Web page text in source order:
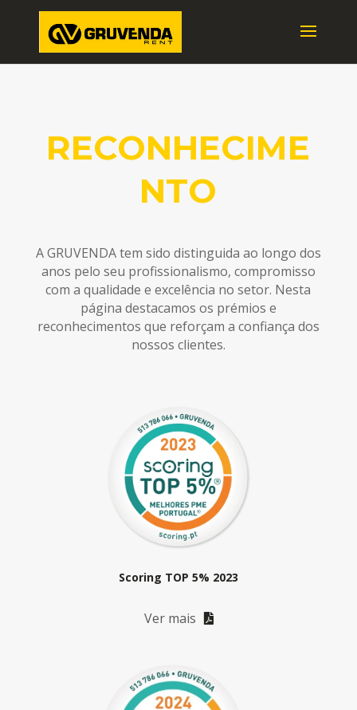
RECONHECIME
NTO
A GRUVENDA tem sido distinguida ao longo dos
anos pelo seu profissionalismo, compromisso
com a qualidade e excelência no setor. Nesta
página destacamos os prémios e
reconhecimentos que reforçam a confiança dos
nossos clientes.
Scoring TOP 5% 2023
Ver mais